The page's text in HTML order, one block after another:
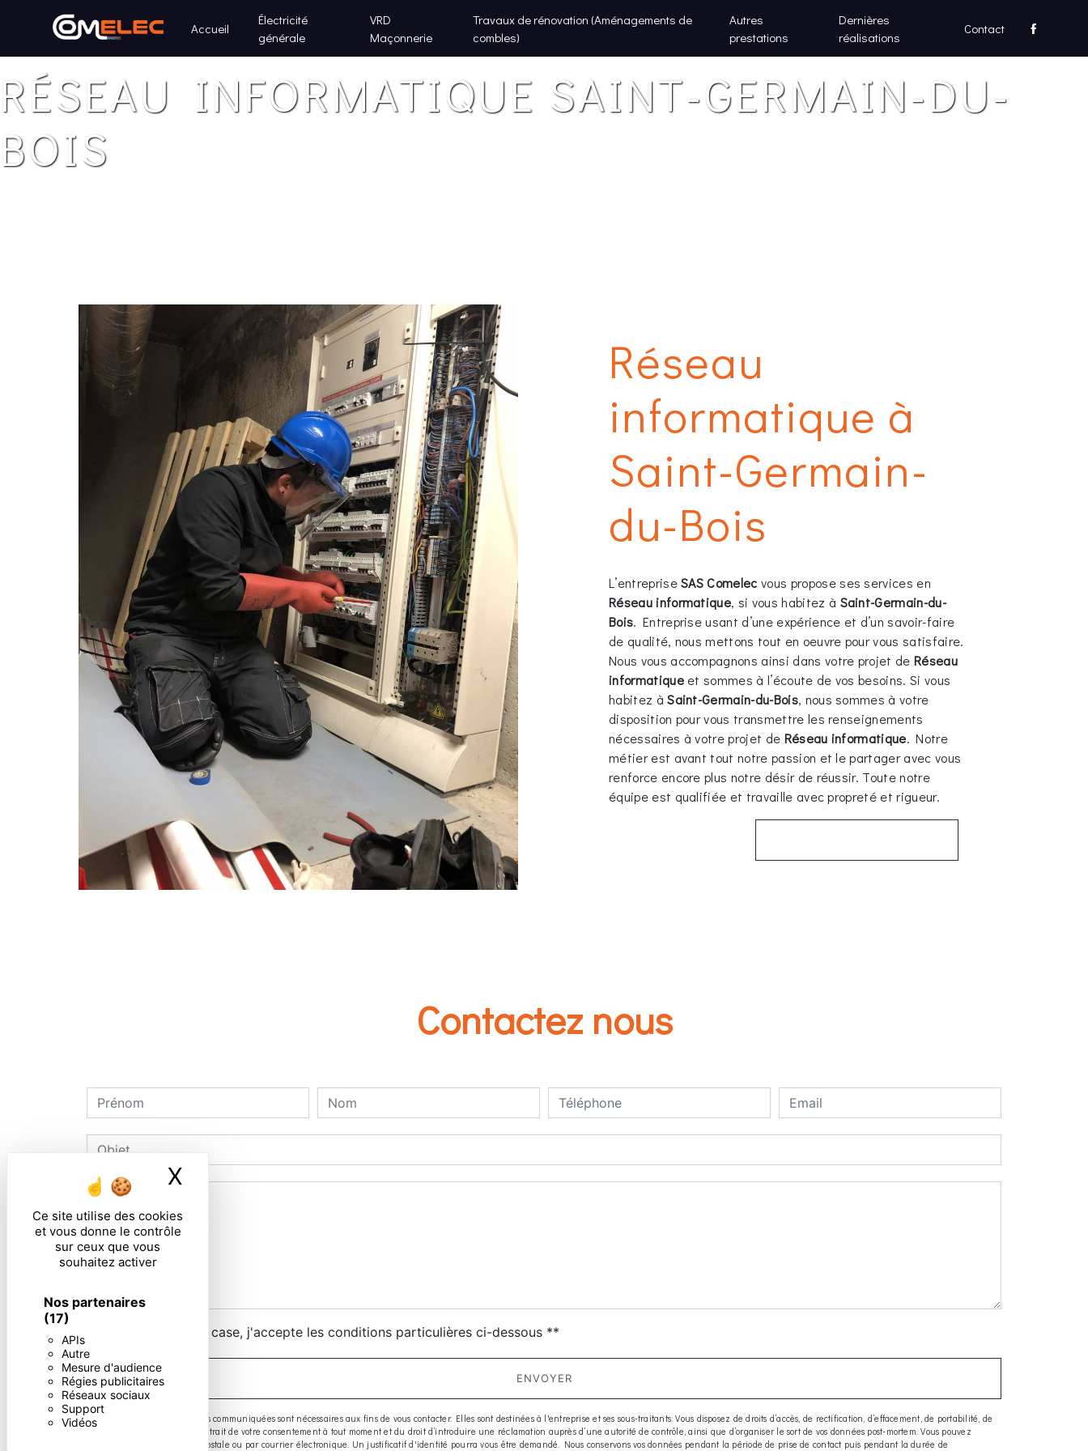
Panneau de gestion des cookies
Ce site utilise des cookies
et vous donne le contrôle
sur ceux que vous
souhaitez activer
Nos partenaires
(17)
APIs
Autre
Mesure d'audience
Régies publicitaires
Réseaux sociaux
Support
Vidéos
X Masquer le bandeau des cookies
Accueil
Électricité
générale
VRD
Maçonnerie
Travaux de rénovation (Aménagements de
combles)
Autres
prestations
Dernières
réalisations
Contact
RÉSEAU INFORMATIQUE SAINT-GERMAIN-DU-
BOIS
Réseau
informatique à
Saint-Germain-
du-Bois
L’entrepriseSAS Comelecvous propose ses services en
Réseau informatique, si vous habitez à Saint-Germain-du-
Bois. Entreprise usant d’une expérience et d’un savoir-faire
de qualité, nous mettons tout en oeuvre pour vous satisfaire.
Nous vous accompagnons ainsi dans votre projet deRéseau
informatiqueet sommes à l’écoute de vos besoins. Si vous
habitez àSaint-Germain-du-Bois, nous sommes à votre
disposition pour vous transmettre les renseignements
nécessaires à votre projet de Réseau informatique. Notre
métier est avant tout notre passion et le partager avec vous
renforce encore plus notre désir de réussir. Toute notre
équipe est qualifiée et travaille avec propreté et rigueur.
Contactez nous
En cochant cette case, j'accepte les conditions particulières ci-dessous **
ENVOYER
** Les données personnelles communiquées sont nécessaires aux fins de vous contacter. Elles sont destinées à l'entreprise et ses sous-traitants. Vous disposez de droits d’accès, de rectification, d’effacement, de portabilité, de
limitation, d’opposition, de retrait de votre consentement à tout moment et du droit d’introduire une réclamation auprès d’une autorité de contrôle, ainsi que d’organiser le sort de vos données post-mortem. Vous pouvez
exercer ces droits par voie postale ou par courrier électronique. Un justificatif d'identité pourra vous être demandé. Nous conservons vos données pendant la période de prise de contact puis pendant la durée de